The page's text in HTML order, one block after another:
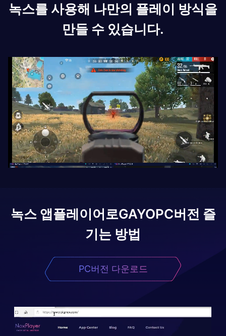
녹스를 사용해 나만의 플레이 방식을
만들 수 있습니다.
녹스 앱플레이어로GAYOPC버전 즐
기는 방법
PC버전 다운로드